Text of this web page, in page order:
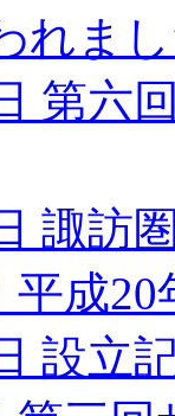
れま
第六
諏訪
平成
設立